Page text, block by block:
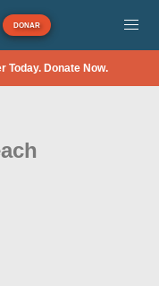
DONAR
Today. Donate Now.